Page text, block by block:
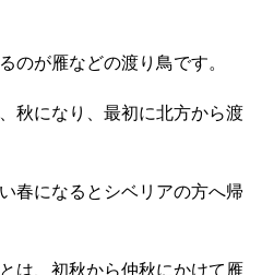
のが雁などの渡り鳥です。
秋になり、最初に北方から渡
春になるとシベリアの方へ帰
とは、初秋から仲秋にかけて雁